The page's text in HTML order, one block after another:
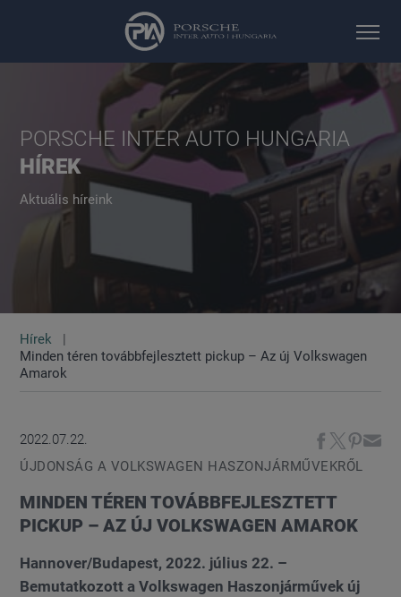
PORSCHE INTER AUTO HUNGARIA
HÍREK
Aktuális híreink
Hírek
Minden téren továbbfejlesztett pickup – Az új Volkswagen
Amarok
2022.07.22.
ÚJDONSÁG A VOLKSWAGEN HASZONJÁRMŰVEKRŐL
MINDEN TÉREN TOVÁBBFEJLESZTETT
PICKUP – AZ ÚJ VOLKSWAGEN AMAROK
Hannover/Budapest, 2022. július 22. –
Bemutatkozott a Volkswagen Haszonjárművek új